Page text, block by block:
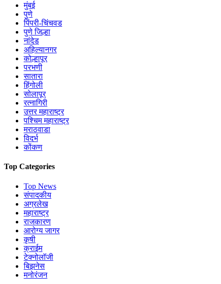
मुंबई
पुणे
पिंपरी-चिंचवड
पुणे जिल्हा
नांदेड
अहिल्यानगर
कोल्हापूर
परभणी
सातारा
हिंगोली
सोलापूर
रत्नागिरी
उत्तर महाराष्ट्र
पश्चिम महाराष्ट्र
मराठवाडा
विदर्भ
कोंकण
Top Categories
Top News
संपादकीय
अग्रलेख
महाराष्ट्र
राजकारण
आरोग्य जागर
कृषी
क्राईम
टेक्नोलॉजी
बिझनेस
मनोरंजन